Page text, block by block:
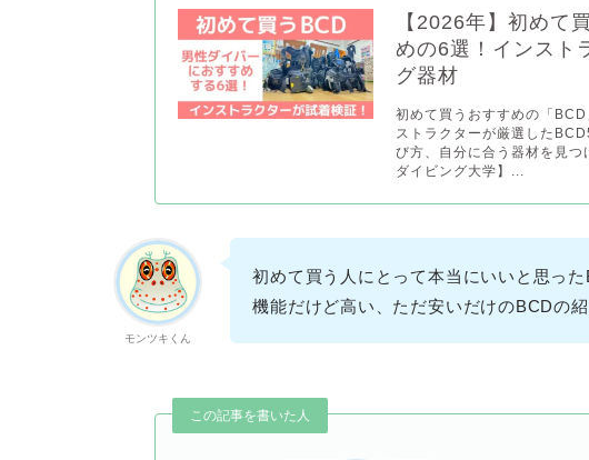
【2026年】初めて
めの6選！インスト
グ器材
初めて買うおすすめの「
ストラクターが厳選した
び方、自分に合う器材を見
ダイビング大学】...
モンツキくん
初めて買う人にとって本当にいいと思っ
機能だけど高い、ただ安いだけのBCDの紹
この記事を書いた人